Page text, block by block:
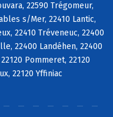
22590 Trégomeur,
s/Mer, 22410 Lantic,
22410 Tréveneuc, 22400
22400 Landéhen, 22400
Pommeret, 22120
22120 Yffiniac